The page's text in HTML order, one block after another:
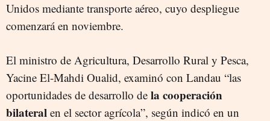
Unidos mediante transporte aéreo, cuyo despliegue
comenzará en noviembre.
El ministro de Agricultura, Desarrollo Rural y Pesca,
Yacine El-Mahdi Oualid, examinó con Landau “las
oportunidades de desarrollo de la cooperación
bilateral en el sector agrícola”, según indicó en un